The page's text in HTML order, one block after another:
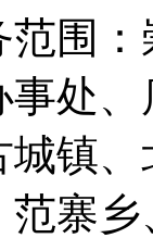
围
处
镇
寨